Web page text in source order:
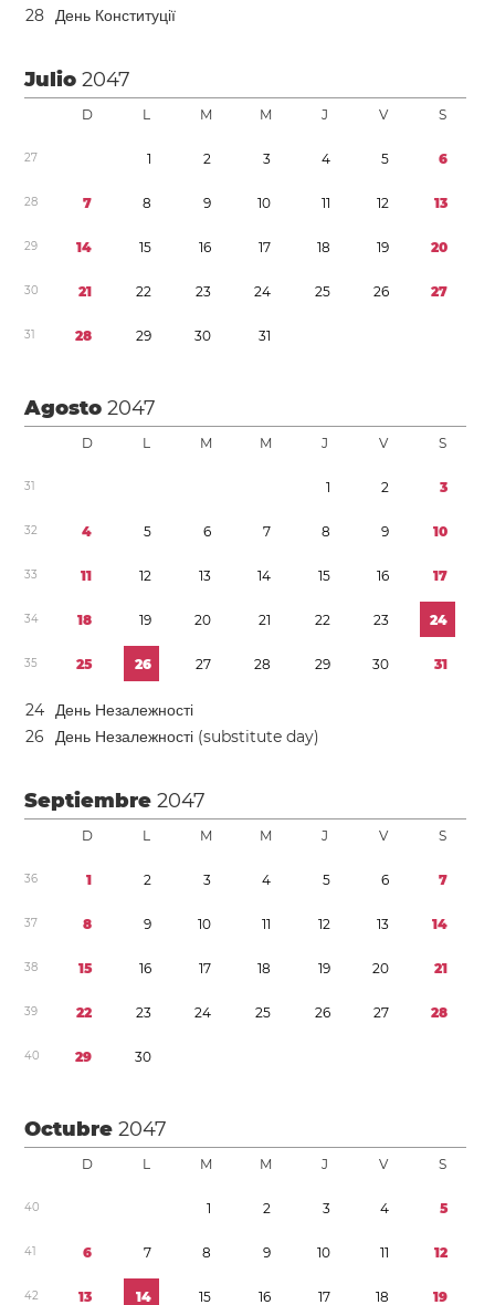
28 День Конституції
Julio2047
D L M M J V S
27 1 2 3 4 5 6
28 7 8 9 10 11 12 13
29 14 15 16 17 18 19 20
30 21 22 23 24 25 26 27
31 28 29 30 31
Agosto2047
D L M M J V S
31 1 2 3
32 4 5 6 7 8 9 10
33 11 12 13 14 15 16 17
34 18 19 20 21 22 23 24
35 25 26 27 28 29 30 31
24 День Незалежності
26 День Незалежності (substitute day)
Septiembre2047
D L M M J V S
36 1 2 3 4 5 6 7
37 8 9 10 11 12 13 14
38 15 16 17 18 19 20 21
39 22 23 24 25 26 27 28
40 29 30
Octubre2047
D L M M J V S
40 1 2 3 4 5
41 6 7 8 9 10 11 12
42 13 14 15 16 17 18 19